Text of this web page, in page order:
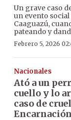
Un grave caso
un evento
Caaguazú,
pateando y
Febrero 5, 2026
Nacionales
Ató a un
cuello y lo
caso de
Encarnación